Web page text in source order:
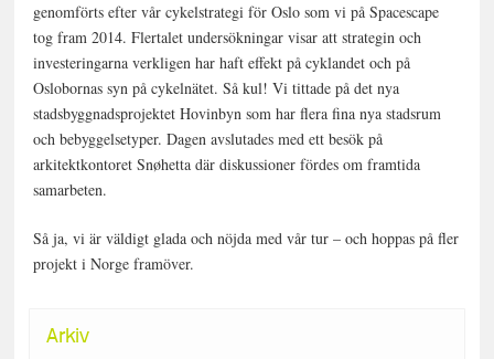
genomförts efter vår cykelstrategi för Oslo som vi på Spacescape
tog fram 2014. Flertalet undersökningar visar att strategin och
investeringarna verkligen har haft effekt på cyklandet och på
Oslobornas syn på cykelnätet. Så kul! Vi tittade på det nya
stadsbyggnadsprojektet Hovinbyn som har flera fina nya stadsrum
och bebyggelsetyper. Dagen avslutades med ett besök på
arkitektkontoret Snøhetta där diskussioner fördes om framtida
samarbeten.
Så ja, vi är väldigt glada och nöjda med vår tur – och hoppas på fler
projekt i Norge framöver.
Arkiv